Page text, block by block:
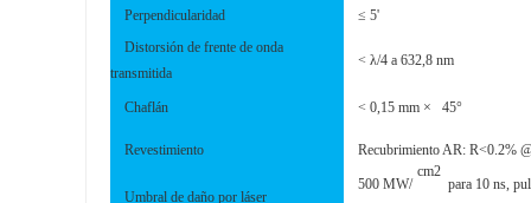
Perpendicularidad
≤ 5'
Distorsión de frente de onda
transmitida
< λ/4 a 632,8 nm
Chaflán < 0,15 mm × 45°
Revestimiento Recubrimiento AR: R<0.2%
Umbral de daño por láser
500 MW/
cm2
para 10 ns,